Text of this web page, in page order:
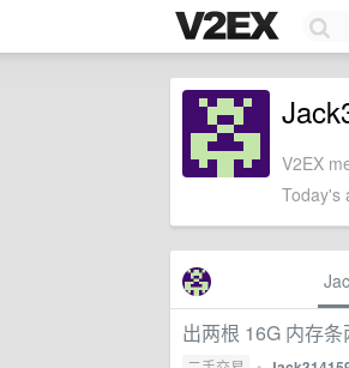
V2EX
Today's
出两根 16G 内存